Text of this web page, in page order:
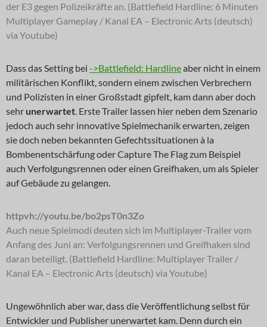
der E3 gegen Polizeikräfte an. (Battlefield Hardline: 6 Minuten
Multiplayer Gameplay / Kanal EA – Electronic Arts (deutsch)
via Youtube)
Dass das Setting bei ->Battlefield: Hardlineaber nicht in einem
militärischen Konflikt, sondern einem zwischen Verbrechern
und Polizisten in einer Großstadt gipfelt, kam dann aber doch
sehr unerwartet. Erste Trailer lassen hier neben dem Szenario
jedoch auch sehr innovative Spielmechanik erwarten, zeigen
sie doch neben bekannten Gefechtssituationen à la
Bombenentschärfung oder Capture The Flag zum Beispiel
auch Verfolgungsrennen oder einen Greifhaken, um als Spieler
auf Gebäude zu gelangen.
httpvh://youtu.be/bo2psT0n3Zo
Auch neue Spielmodi deuten sich im Multiplayer-Trailer vom
Anfang des Juni an: Verfolgungsrennen und Greifhaken sind
daran beteiligt. (Battlefield Hardline: Multiplayer Trailer /
Kanal EA – Electronic Arts (deutsch) via Youtube)
Ungewöhnlich aber war, dass die Veröffentlichung selbst für
Entwickler und Publisher unerwartet kam. Denn durch ein